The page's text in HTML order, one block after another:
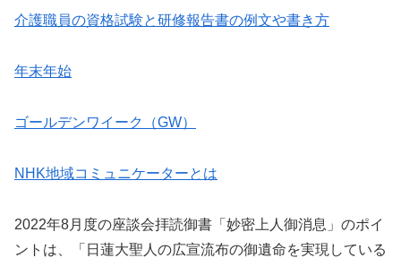
介護職員の資格試験と研修報告書の例文や書き方
年末年始
ゴールデンワイーク（GW）
NHK地域コミュニケーターとは
2022年8月度の座談会拝読御書「妙密上人御消息」のポイ
ントは、「日蓮大聖人の広宣流布の御遺命を実現している